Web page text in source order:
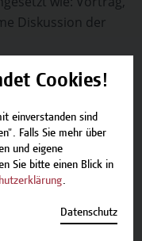
Diskussion der
Bakk,
Cookies!
einverstanden sind
Falls Sie mehr über
und eigene
Sie bitte einen Blick in
.
Datenschutz